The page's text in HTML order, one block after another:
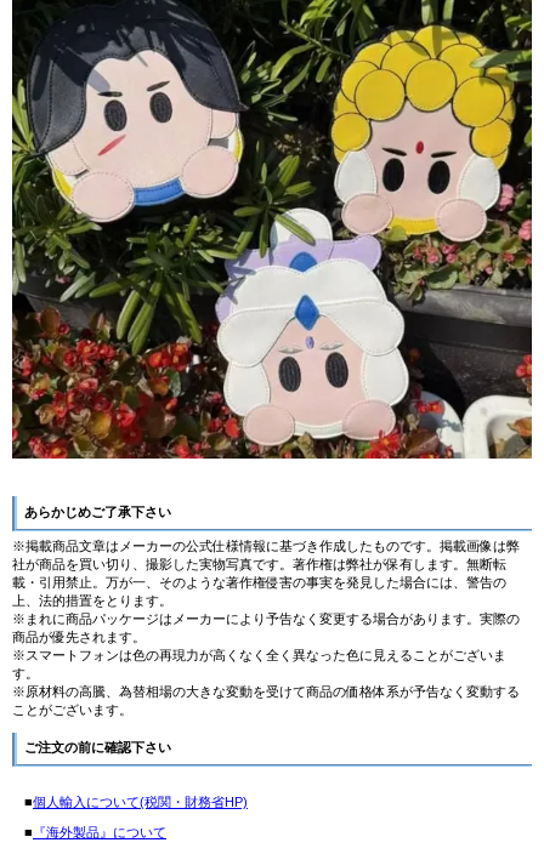
あらかじめご了承下さい
※掲載商品文章はメーカーの公式仕様情報に基づき作成したものです。掲載画像は弊
社が商品を買い切り、撮影した実物写真です。著作権は弊社が保有します。無断転
載・引用禁止。万が一、そのような著作権侵害の事実を発見した場合には、警告の
上、法的措置をとります。
※まれに商品パッケージはメーカーにより予告なく変更する場合があります。実際の
商品が優先されます。
※スマートフォンは色の再現力が高くなく全く異なった色に見えることがございま
す。
※原材料の高騰、為替相場の大きな変動を受けて商品の価格体系が予告なく変動する
ことがございます。
ご注文の前に確認下さい
■個人輸入について(税関・財務省HP)
■ 『海外製品』について